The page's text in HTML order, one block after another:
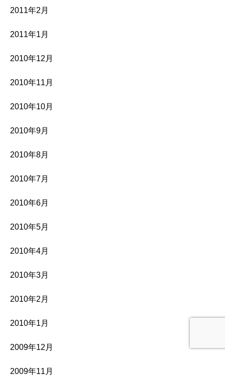
2011年2月
2011年1月
2010年12月
2010年11月
2010年10月
2010年9月
2010年8月
2010年7月
2010年6月
2010年5月
2010年4月
2010年3月
2010年2月
2010年1月
2009年12月
2009年11月